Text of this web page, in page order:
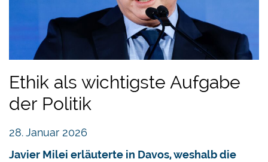
Ethik als wichtigste Aufgabe
der Politik
28. Januar 2026
Javier Milei erläuterte in Davos, weshalb die